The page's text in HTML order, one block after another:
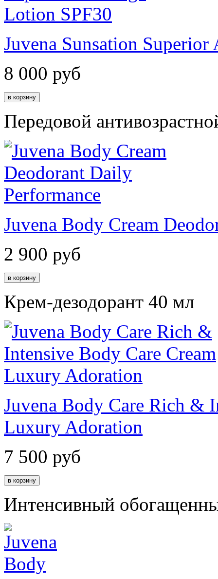
Juvena Sunsation
8 000 руб
Передовой
Juvena Body Cream
2 900 руб
Крем-дезодорант 40 мл
Juvena Body Care Rich &
Luxury Adoration
7 500 руб
Интенсивный